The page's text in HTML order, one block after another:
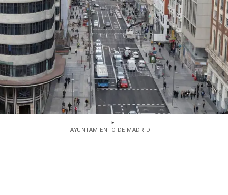
AYUNTAMIENTO DE MADRID